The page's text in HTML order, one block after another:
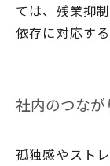
ては、残業抑
依存に対応す
社内のつな
孤独感やスト